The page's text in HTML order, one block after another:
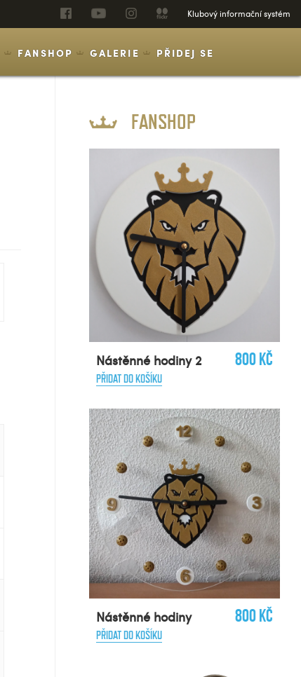
Klubový informační systém
FANSHOP GALERIE PŘIDEJ SE
ZÁPASY STATISTIKY TABULKA
FANSHOP
Nástěnné hodiny 2
PŘIDAT DO KOŠÍKU
800 Kč
Nástěnné hodiny
PŘIDAT DO KOŠÍKU
800 Kč